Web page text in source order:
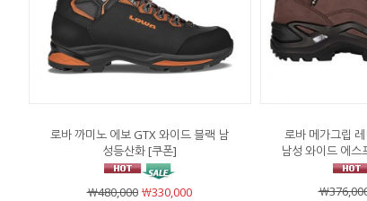
로바 까미노 에보 GTX 와이드 블랙 남
성등산화 [쿠폰]
￦480,000￦330,000
로바 메가그립
남성 와이드 에
￦